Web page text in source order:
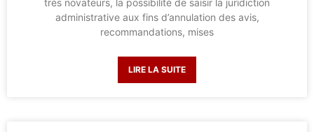
très novateurs, la possibilité de saisir la juridiction
administrative aux fins d’annulation des avis,
recommandations, mises
LIRE LA SUITE